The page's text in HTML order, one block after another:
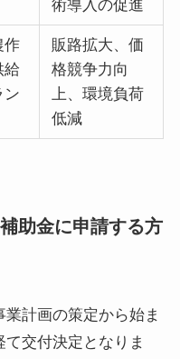
術導入の促進
作
給
ン
販路拡大、価
格競争力向
上、環境負荷
低減
助金に申請する方
計画の策定から始ま
交付決定となりま